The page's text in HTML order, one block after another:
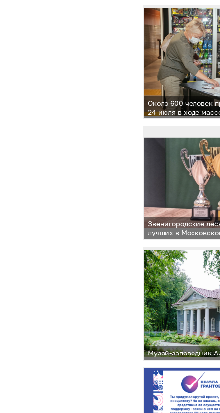
Около 600 человек
24 июля в ходе
Звенигородские
лучших в
Музей-заповедник